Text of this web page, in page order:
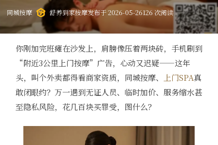
同城按摩 舒养到家按摩发布于 2026-05-26126 次阅读
你刚加完班瘫在沙发上，肩膀像压着两块砖，手机刷到
“附近3公里上门按摩”广告，心动又迟疑——这年
头，叫个外卖都得看商家资质，同城按摩、
上门SPA真
敢闭眼约？万一遇到无证人员、临时加价、服务缩水甚
至隐私风险，花几百块买罪受，图什么？